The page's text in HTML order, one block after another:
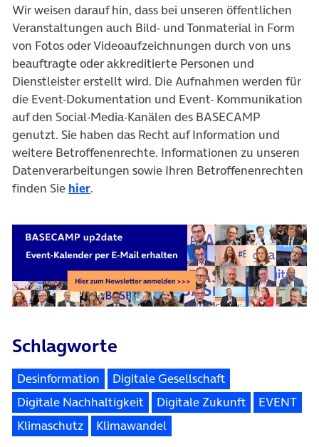
Wir weisen darauf hin, dass bei unseren öffentlichen
Veranstaltungen auch Bild- und Tonmaterial in Form
von Fotos oder Videoaufzeichnungen durch von uns
beauftragte oder akkreditierte Personen und
Dienstleister erstellt wird. Die Aufnahmen werden für
die Event-Dokumentation und Event- Kommunikation
auf den Social-Media-Kanälen des BASECAMP
genutzt. Sie haben das Recht auf Information und
weitere Betroffenenrechte. Informationen zu unseren
Datenverarbeitungen sowie Ihren Betroffenenrechten
finden Sie hier.
Schlagworte
Desinformation
Digitale Gesellschaft
Digitale Nachhaltigkeit
Digitale Zukunft
EVENT
Klimaschutz
Klimawandel